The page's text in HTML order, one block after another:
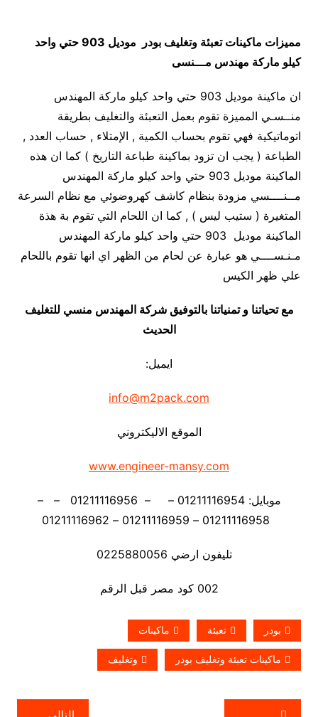
مميزات ماكينات تعبئة وتغليف بودر
موديل 903 حتي واحد
كيلو ماركة مهندس مـــنسى
ان ماكينة موديل 903 حتي واحد كيلو ماركة المهندس
منــسـي المميزة تقوم بعمل التعبئة والتغليف بطريقة
اتوماتيكية فهي تقوم بحساب الكمية , الإمتلاء , حساب العدد ,
الطباعة ( يجب ان تزود بماكينة طباعة التاريخ ) كما ان هذه
الماكينة موديل 903 حتي واحد كيلو ماركة المهندس
مــنــــسي مزودة بنظام كاشف كهروضوئي مع نظام السرعة
المتغيرة ( ستيب ليس ) , كما ان اللحام التي تقوم بة هذة
الماكينة موديل 903 حتي واحد كيلو ماركة المهندس
مـنـســــي هو عبارة عن لحام من الظهر اي انها تقوم باللحام
علي ظهر الكيس
مع تحياتنا و تمنياتنا بالتوفيق شركة المهندس منسي للتغليف
الحديث
ايميل:
info@m2pack.com
الموقع الاليكتروني
www.engineer-mansy.com
موبايل: 01211116954 – – 01211116956 – –
تليفون ارضي 0225880056
002 كود مصر قبل الرقم
بودر تعبئة ماكينات
ماكينات تعبئة وتغليف بودر وتغليف
تصفّح التالي